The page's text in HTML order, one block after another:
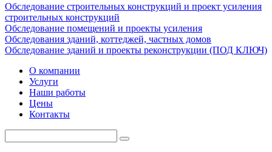
Обследование строительных конструкций и проект усиления
строительных конструкций
Обследование помещений и проекты усиления
Обследования зданий, коттеджей, частных домов
Обследование зданий и проекты реконструкции (ПОД КЛЮЧ)
О компании
Услуги
Наши работы
Цены
Контакты